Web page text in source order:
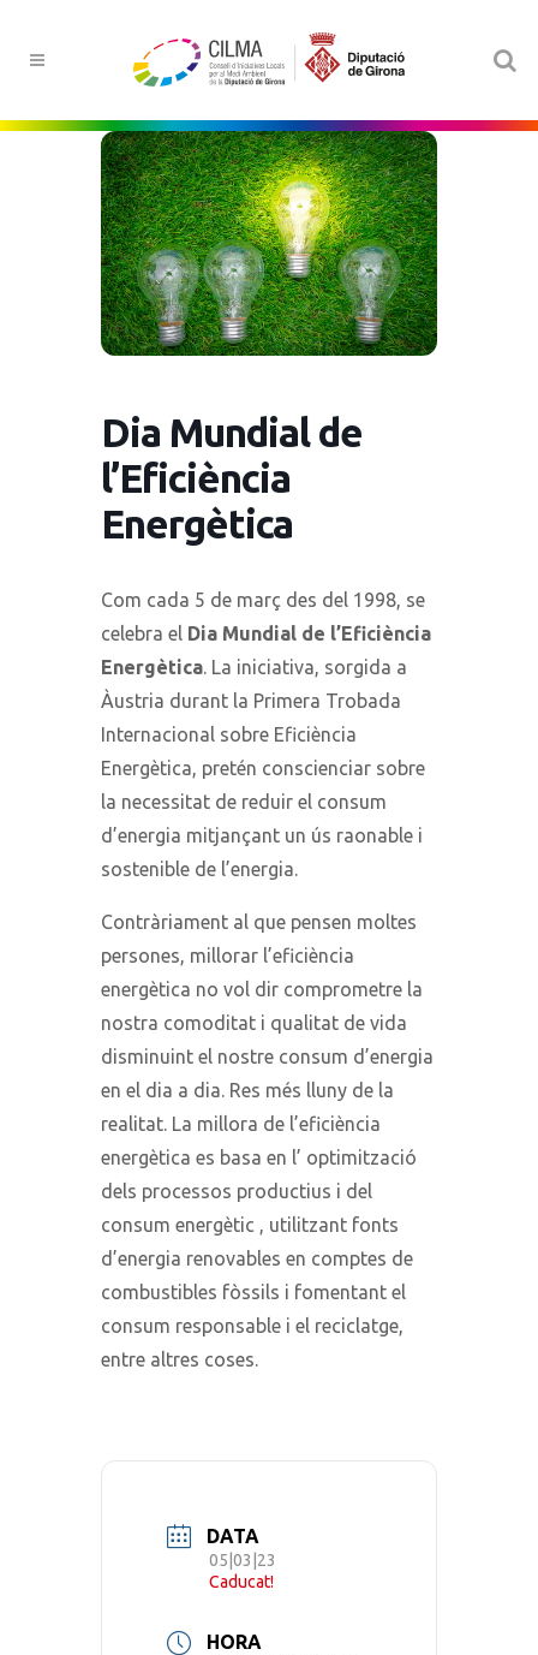
Dia Mundial de
l’Eficiència
Energètica
Com cada 5 de març des del 1998, se
celebra el Dia Mundial de l’Eficiència
Energètica. La iniciativa, sorgida a
Àustria durant la Primera Trobada
Internacional sobre Eficiència
Energètica, pretén conscienciar sobre
la necessitat de reduir el consum
d’energia mitjançant un ús raonable i
sostenible de l’energia.
Contràriament al que pensen moltes
persones, millorar l’eficiència
energètica no vol dir comprometre la
nostra comoditat i qualitat de vida
disminuint el nostre consum d’energia
en el dia a dia. Res més lluny de la
realitat. La millora de l’eficiència
energètica es basa en l’ optimització
dels processos productius i del
consum energètic , utilitzant fonts
d’energia renovables en comptes de
combustibles fòssils i fomentant el
consum responsable i el reciclatge,
entre altres coses.
DATA
05|03|23
Caducat!
HORA